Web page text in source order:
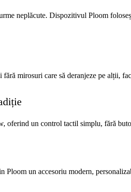
neplăcute. Dispozitivul Ploom
mirosuri care să deranjeze pe alții,
un control tactil simplu, fără
un accesoriu modern,